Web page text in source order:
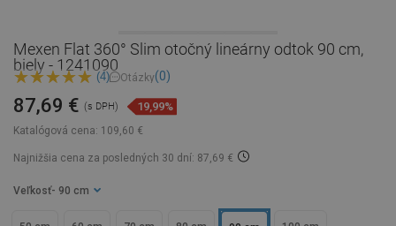
Mexen Flat 360° Slim otočný lineárny odtok 90 cm,
biely - 1241090
(4) Otázky(0)
Katalógová cena: 109,60 €
87,69 € (s DPH) 19,99%
Najnižšia cena za posledných 30 dní: 87,69 €
Veľkosť - 90 cm